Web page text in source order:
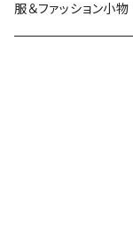
服＆ファッション小物